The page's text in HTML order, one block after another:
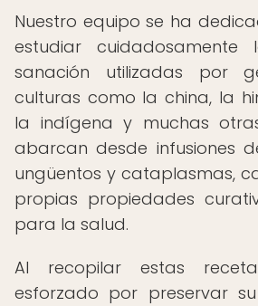
Nuestro equipo se ha
estudiar
sanación utilizadas por
culturas como la china, la
la indígena y muchas
abarcan desde infusiones
ungüentos y cataplasmas,
propias propiedades
para la salud.
Al recopilar estas
esforzado por preservar